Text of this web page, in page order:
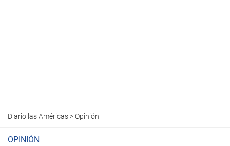
Diario las Américas>Opinión
OPINIÓN